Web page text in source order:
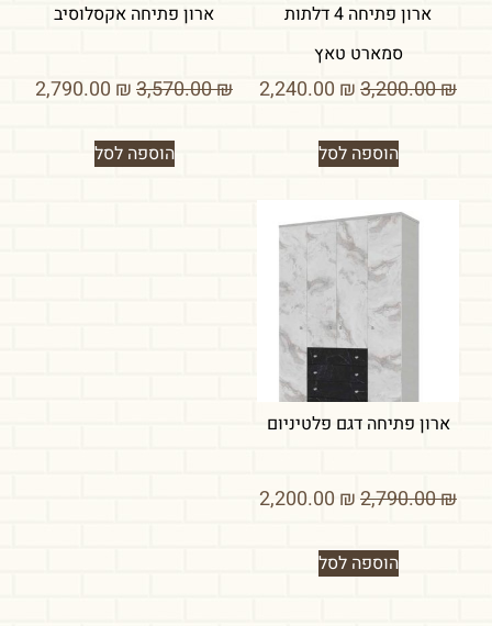
ארון פתיחה 4 דלתות
סמארט טאץ
₪
3,200.00
₪
הוספה לסל
ארון פתיחה אקסלוסיב
₪
3,570.00
₪
הוספה לסל
ארון פתיחה דגם פלטיניום
₪
2,790.00
₪
הוספה לסל